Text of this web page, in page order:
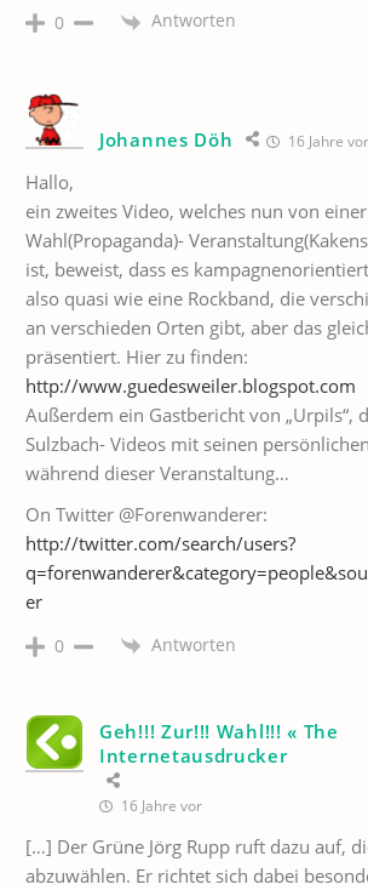
0 Antworten
Johannes Döh 16 Jahre vor
Hallo,
ein zweites Video, welches nun von
Wahl(Propaganda)-
ist, beweist, dass es
also quasi wie eine Rockband, die
an verschieden Orten gibt, aber das
präsentiert. Hier zu finden:
http://www.guedesweiler.blogspot.com
Außerdem ein Gastbericht von „Urpils“,
Sulzbach- Videos mit seinen
während dieser Veranstaltung…
On Twitter @Forenwanderer:
http://twitter.com/search/users?
er
0 Antworten
Geh!!! Zur!!! Wahl!!! « The
Internetausdrucker
16 Jahre vor
[…] Der Grüne Jörg Rupp ruft dazu auf,
abzuwählen. Er richtet sich dabei